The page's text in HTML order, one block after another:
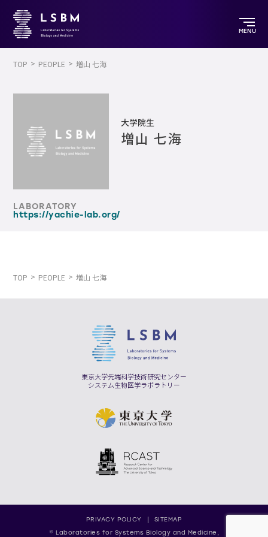
MENU
TOP PEOPLE 増山 七海
大学院生
増山 七海
LABORATORY
https://yachie-lab.org/
TOP PEOPLE 増山 七海
東京大学先端科学技術研究センター
システム生物医学ラボラトリー
PRIVACY POLICY
SITEMAP
© Laboratories for Systems Biology and Medicine,